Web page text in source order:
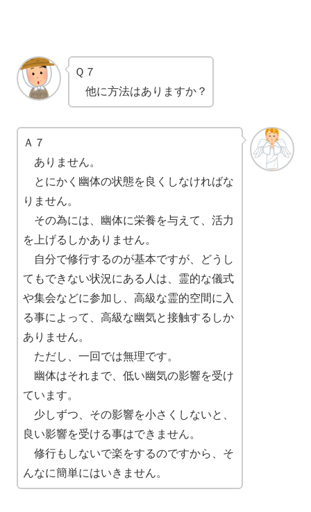
Ｑ７
他に方法はありますか？
Ａ７
ありません。
とにかく幽体の状態を良くしなければな
りません。
その為には、幽体に栄養を与えて、活力
を上げるしかありません。
自分で修行するのが基本ですが、どうし
てもできない状況にある人は、霊的な儀式
や集会などに参加し、高級な霊的空間に入
る事によって、高級な幽気と接触するしか
ありません。
ただし、一回では無理です。
幽体はそれまで、低い幽気の影響を受け
ています。
少しずつ、その影響を小さくしないと、
良い影響を受ける事はできません。
修行もしないで楽をするのですから、そ
んなに簡単にはいきません。